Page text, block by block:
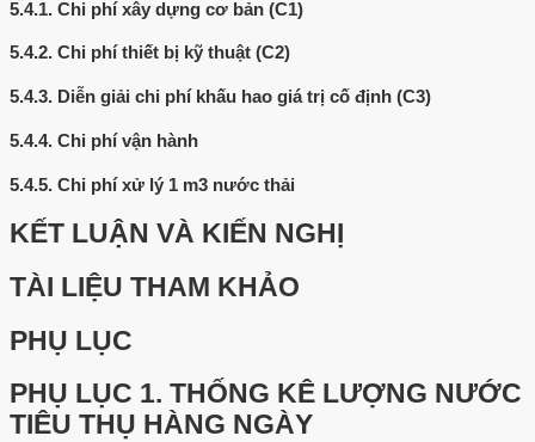
5.4.1. Chi phí xây dựng cơ bản (C1)
5.4.2. Chi phí thiết bị kỹ thuật (C2)
5.4.3. Diễn giải chi phí khấu hao giá trị cố định (C3)
5.4.4. Chi phí vận hành
5.4.5. Chi phí xử lý 1 m3 nước thải
KẾT LUẬN VÀ KIẾN NGHỊ
TÀI LIỆU THAM KHẢO
PHỤ LỤC
PHỤ LỤC 1. THỐNG KÊ LƯỢNG NƯỚC
TIÊU THỤ HÀNG NGÀY